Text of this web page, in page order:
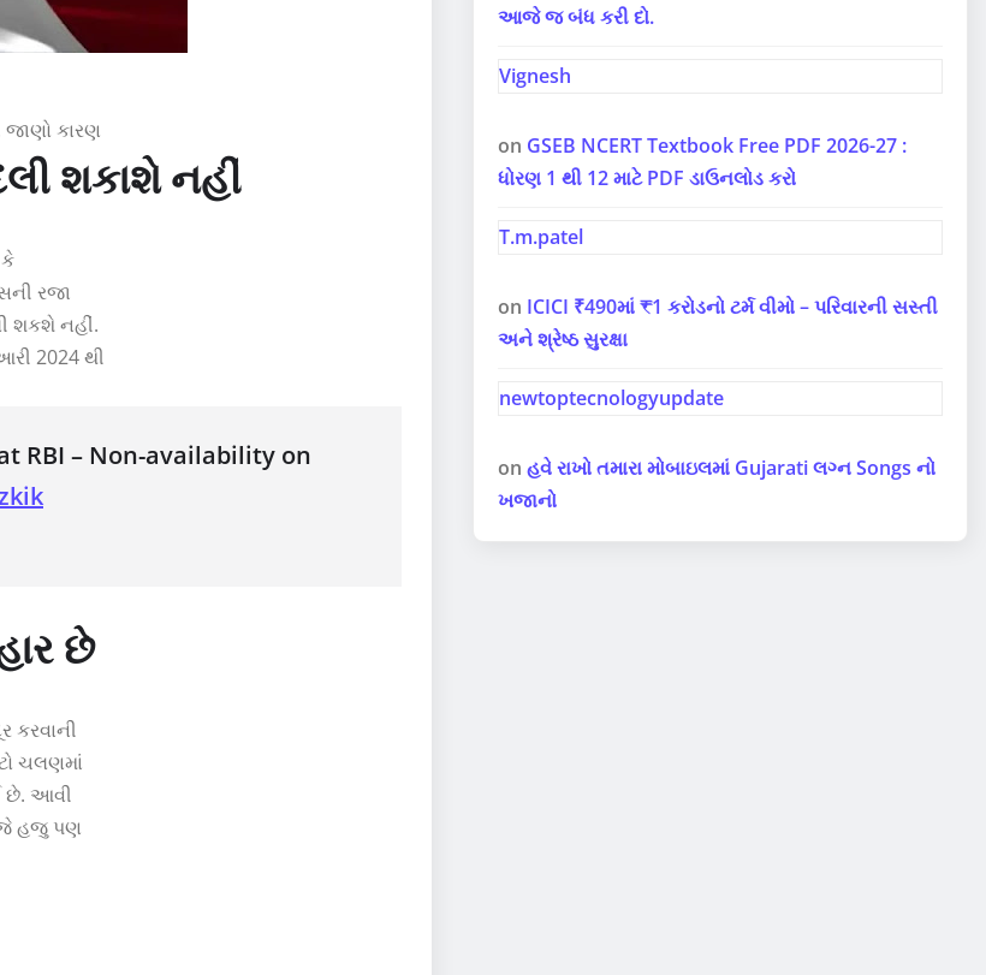
જાણો કારણ
શકાશે નહીં
રજા
શકશે નહીં.
2024 થી
RBI – Non-availability on
છે
કરવાની
ચલણમાં
છે. આવી
જે હજુ પણ
આજે જ બંધ કરી દો.
Vignesh
on GSEB NCERT Textbook Free PDF 2026-27 :
ધોરણ 1 થી 12 માટે PDF ડાઉનલોડ કરો
T.m.patel
on ICICI ₹490માં ₹1 કરોડનો ટર્મ વીમો – પરિવારની સસ્તી
અને શ્રેષ્ઠ સુરક્ષા
newtoptecnologyupdate
on હવે રાખો તમારા મોબાઇલમાં Gujarati લગ્ન Songs નો
ખજાનો